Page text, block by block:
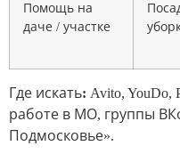
Помощь на
даче / участке
Где искать: Avito, YouDo,
работе в МО, группы
Подмосковье».